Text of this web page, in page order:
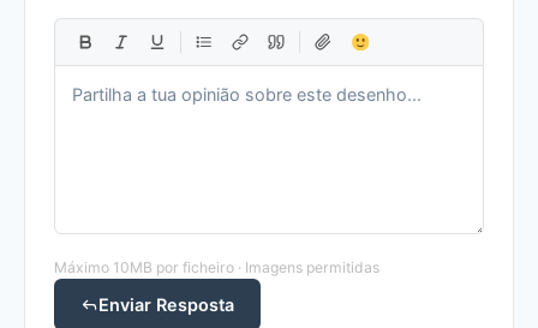
Máximo 10MB por ficheiro · Imagens permitidas
Enviar Resposta